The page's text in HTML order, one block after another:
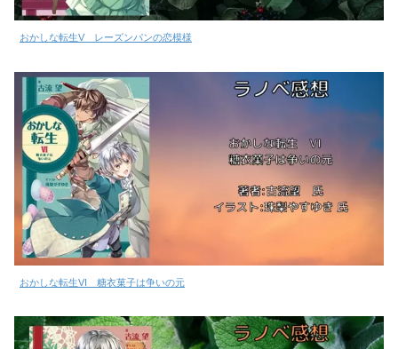
おかしな転生V レーズンパンの恋模様
おかしな転生VI 糖衣菓子は争いの元